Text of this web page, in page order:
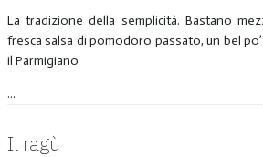
La tradizione della semplicità. Bastano
fresca salsa di pomodoro passato, un bel
il Parmigiano
...
Il ragù